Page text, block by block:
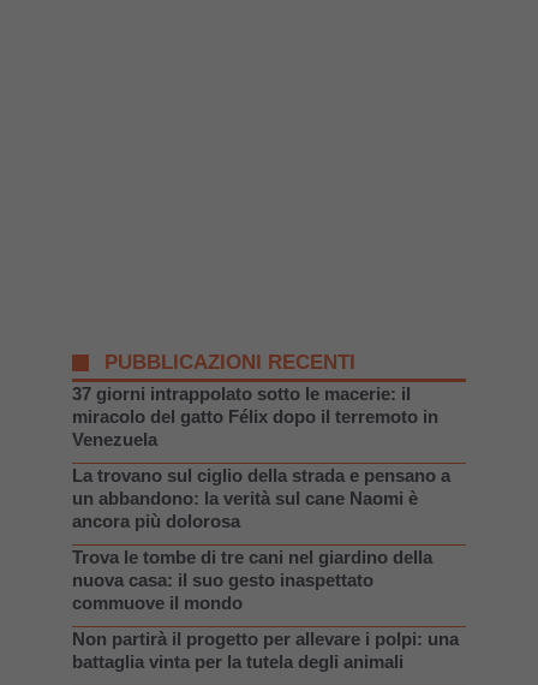
PUBBLICAZIONI RECENTI
37 giorni intrappolato sotto le macerie: il
miracolo del gatto Félix dopo il terremoto in
Venezuela
La trovano sul ciglio della strada e pensano a
un abbandono: la verità sul cane Naomi è
ancora più dolorosa
Trova le tombe di tre cani nel giardino della
nuova casa: il suo gesto inaspettato
commuove il mondo
Non partirà il progetto per allevare i polpi: una
battaglia vinta per la tutela degli animali